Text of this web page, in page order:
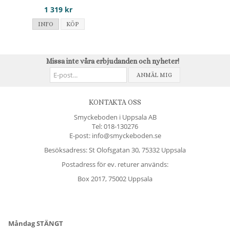
1 319 kr
INFO KÖP
Missa inte våra erbjudanden och nyheter!
ANMÄL MIG
KONTAKTA OSS
Smyckeboden i Uppsala AB
Tel:018-130276
E-post: info@smyckeboden.se
Besöksadress: St Olofsgatan 30, 75332 Uppsala
Postadress för ev. returer används:
Box 2017, 75002 Uppsala
Måndag STÄNGT